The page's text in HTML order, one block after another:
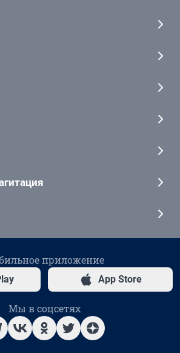
приложение
App Store
Мы в соцсетях